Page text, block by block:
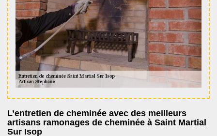
L’entretien de cheminée avec des meilleurs
artisans ramonages de cheminée à Saint Martial
Sur Isop